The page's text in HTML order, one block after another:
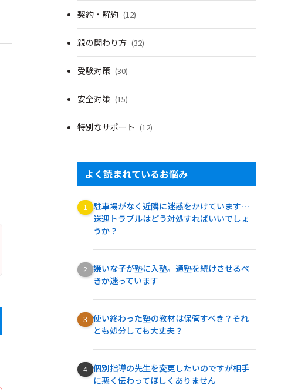
契約・解約 (12)
親の関わり方 (32)
受験対策 (30)
安全対策 (15)
特別なサポート (12)
よく読まれているお悩み
駐車場がなく近隣に迷惑をかけています…
送迎トラブルはどう対処すればいいでしょ
うか？
嫌いな子が塾に入塾。通塾を続けさせるべ
きか迷っています
使い終わった塾の教材は保管すべき？それ
とも処分しても大丈夫？
個別指導の先生を変更したいのですが相手
に悪く伝わってほしくありません